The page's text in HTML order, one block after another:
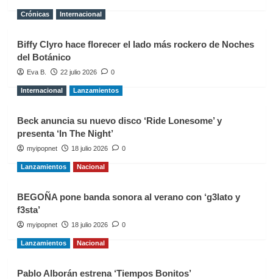
Crónicas Internacional
Biffy Clyro hace florecer el lado más rockero de Noches
del Botánico
Eva B. 22 julio 2026 0
Internacional Lanzamientos
Beck anuncia su nuevo disco ‘Ride Lonesome’ y
presenta ‘In The Night’
myipopnet 18 julio 2026 0
Lanzamientos Nacional
BEGOÑA pone banda sonora al verano con ‘g3lato y
f3sta’
myipopnet 18 julio 2026 0
Lanzamientos Nacional
Pablo Alborán estrena ‘Tiempos Bonitos’